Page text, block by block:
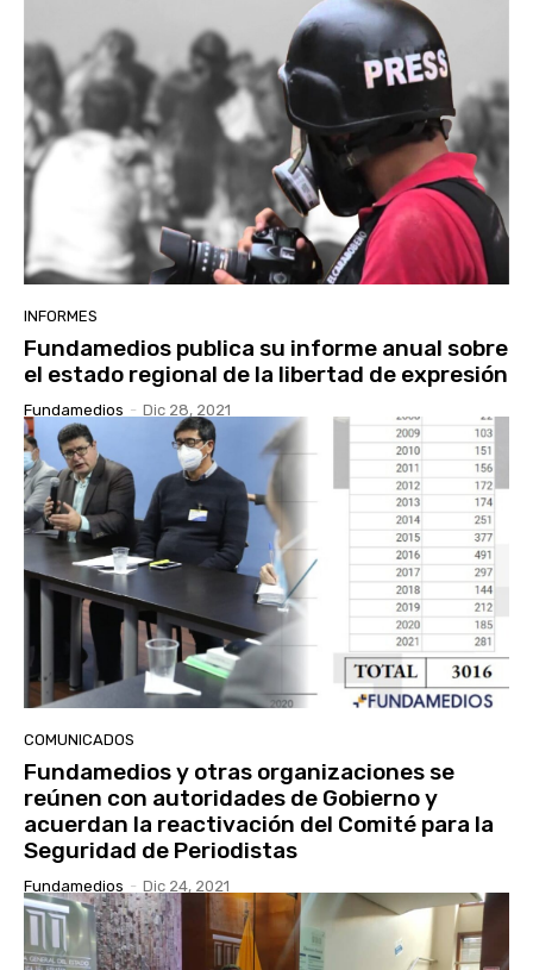
INFORMES
Fundamedios publica su informe anual sobre
el estado regional de la libertad de expresión
Fundamedios - Dic 28, 2021
COMUNICADOS
Fundamedios y otras organizaciones se
reúnen con autoridades de Gobierno y
acuerdan la reactivación del Comité para la
Seguridad de Periodistas
Fundamedios - Dic 24, 2021